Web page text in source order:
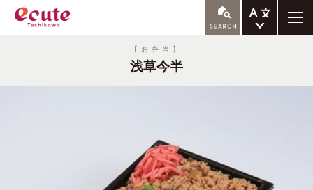
簡体中文
【お弁当】
浅草今半